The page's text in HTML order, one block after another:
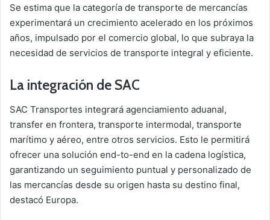
Se estima que la categoría de transporte de mercancías
experimentará un crecimiento acelerado en los próximos
años, impulsado por el comercio global, lo que subraya la
necesidad de servicios de transporte integral y eficiente.
La integración de SAC
SAC Transportes integrará agenciamiento aduanal,
transfer en frontera, transporte intermodal, transporte
marítimo y aéreo, entre otros servicios. Esto le permitirá
ofrecer una solución end-to-end en la cadena logística,
garantizando un seguimiento puntual y personalizado de
las mercancías desde su origen hasta su destino final,
destacó Europa.